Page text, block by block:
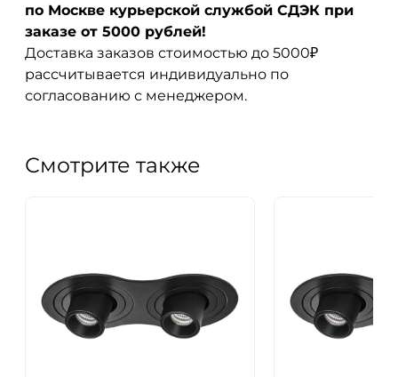
по Москве курьерской службой СДЭК при
заказе от 5000 рублей!
Доставка заказов стоимостью до 5000₽
рассчитывается индивидуально по
согласованию с менеджером.
Смотрите также